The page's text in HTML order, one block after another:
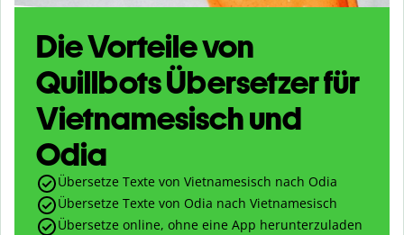
Die Vorteile von
Quillbots Übersetzer für
Vietnamesisch und
Odia
Übersetze Texte von Vietnamesisch nach Odia
Übersetze Texte von Odia nach Vietnamesisch
Übersetze online, ohne eine App herunterzuladen